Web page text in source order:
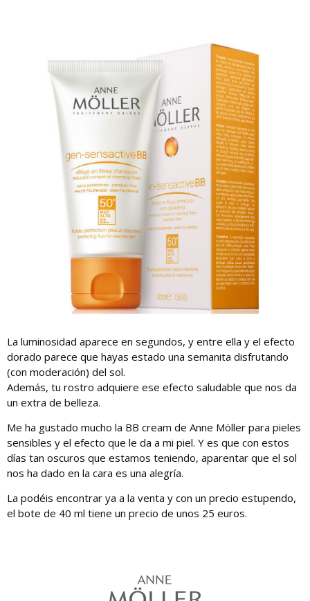
La luminosidad aparece en segundos, y entre ella y el efecto
dorado parece que hayas estado una semanita disfrutando
(con moderación) del sol.
Además, tu rostro adquiere ese efecto saludable que nos da
un extra de belleza.
Me ha gustado mucho la BB cream de Anne Möller para pieles
sensibles y el efecto que le da a mi piel. Y es que con estos
días tan oscuros que estamos teniendo, aparentar que el sol
nos ha dado en la cara es una alegría.
La podéis encontrar ya a la venta y con un precio estupendo,
el bote de 40 ml tiene un precio de unos 25 euros.